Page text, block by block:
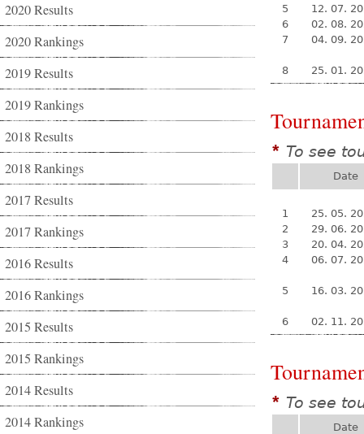
2020 Results
2020 Rankings
2019 Results
2019 Rankings
2018 Results
2018 Rankings
2017 Results
2017 Rankings
2016 Results
2016 Rankings
2015 Results
2015 Rankings
2014 Results
2014 Rankings
5
12. 07.
6
02. 08.
7
04. 09.
8 25. 01.
* To see
Date
1
25. 05.
2
29. 06.
3
20. 04.
4
06. 07.
5 16. 03.
6 02. 11.
* To see
Date